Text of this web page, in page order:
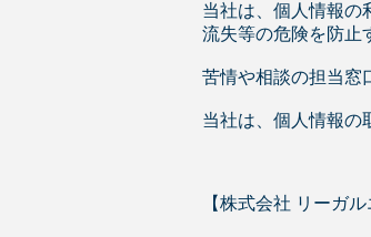
当社は、個人情報の
流失等の危険を防止
苦情や相談の担当窓
当社は、個人情報の
【株式会社 リーガル